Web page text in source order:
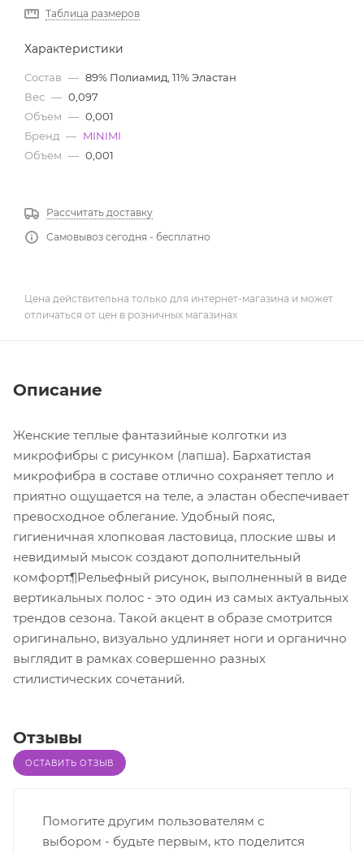
Таблица размеров
Характеристики
Состав — 89% Полиамид, 11% Эластан
Вес — 0,097
Объем — 0,001
Бренд — MINIMI
Объем — 0,001
Рассчитать доставку
Самовывоз сегодня - бесплатно
Цена действительна только для интернет-магазина и может
отличаться от цен в розничных магазинах
Описание
Женские теплые фантазийные колготки из
микрофибры с рисунком (лапша). Бархатистая
микрофибра в составе отлично сохраняет тепло и
приятно ощущается на теле, а эластан обеспечивает
превосходное облегание. Удобный пояс,
гигиеничная хлопковая ластовица, плоские швы и
невидимый мысок создают дополнительный
комфорт.¶Рельефный рисунок, выполненный в виде
вертикальных полос - это один из самых актуальных
трендов сезона. Такой акцент в образе смотрится
оригинально, визуально удлиняет ноги и органично
выглядит в рамках совершенно разных
стилистических сочетаний.
Отзывы
ОСТАВИТЬ ОТЗЫВ
Помогите другим пользователям с
выбором - будьте первым, кто поделится